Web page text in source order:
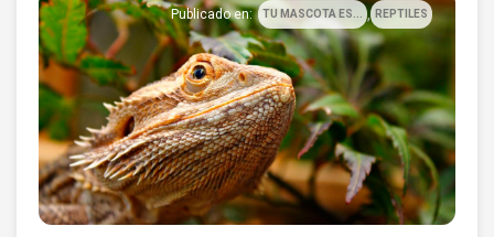
Publicado en: TU MASCOTA ES... , REPTILES